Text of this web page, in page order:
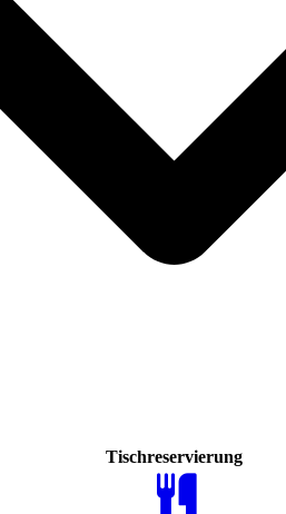
Tischreservierung